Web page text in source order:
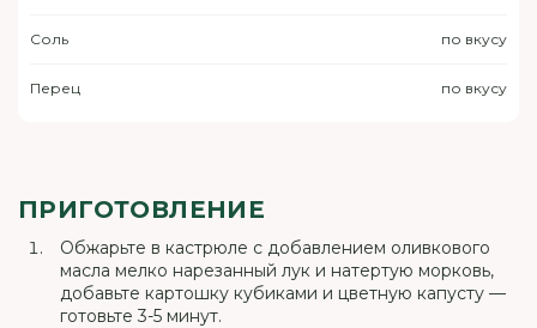
Соль по вкусу
Перец по вкусу
ПРИГОТОВЛЕНИЕ
Обжарьте в кастрюле с добавлением оливкового
масла мелко нарезанный лук и натертую морковь,
добавьте картошку кубиками и цветную капусту —
готовьте 3-5 минут.